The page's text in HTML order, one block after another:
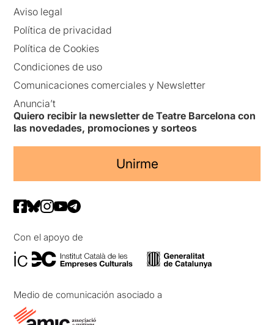
Aviso legal
Política de privacidad
Política de Cookies
Condiciones de uso
Comunicaciones comerciales y Newsletter
Anuncia’t
Quiero recibir la newsletter de Teatre Barcelona con
las novedades, promociones y sorteos
Unirme
Con el apoyo de
Medio de comunicación asociado a